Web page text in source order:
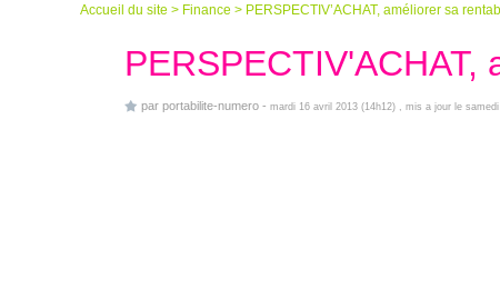
Accueil du site > Finance > PERSPECTIV’ACHAT, améliorer sa
par portabilite-numero - mardi 16 avril 2013 (14h12) , mis a jour le